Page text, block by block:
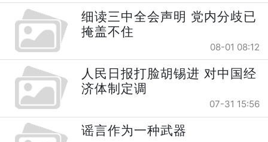
细读三中全会声明 党内分歧已
掩盖不住
08-01 08:12
人民日报打脸胡锡进 对中国经
济体制定调
07-31 15:56
谣言作为一种武器